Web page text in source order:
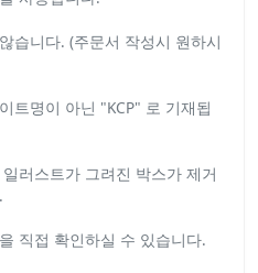
습니다. (주문서 작성시 원하시
트명이 아닌 "KCP" 로 기재됩
러스트가 그려진 박스가 제거
직접 확인하실 수 있습니다.